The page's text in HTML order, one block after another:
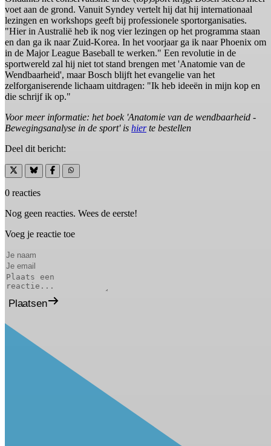
voet aan de grond. Vanuit Syndey vertelt hij dat hij internationaal
lezingen en workshops geeft bij professionele sportorganisaties.
"Hier in Australië heb ik nog vier lezingen op het programma staan
en dan ga ik naar Zuid-Korea. In het voorjaar ga ik naar Phoenix om
in de Major League Baseball te werken." Een revolutie in de
sportwereld zal hij niet tot stand brengen met 'Anatomie van de
Wendbaarheid', maar Bosch blijft het evangelie van het
zelforganiserende lichaam uitdragen: "Ik heb ideeën in mijn kop en
die schrijf ik op."
Voor meer informatie: het boek 'Anatomie van de wendbaarheid -
Bewegingsanalyse in de sport' is hierte bestellen
Deel dit bericht:
0 reacties
Nog geen reacties. Wees de eerste!
Voeg je reactie toe
Plaatsen